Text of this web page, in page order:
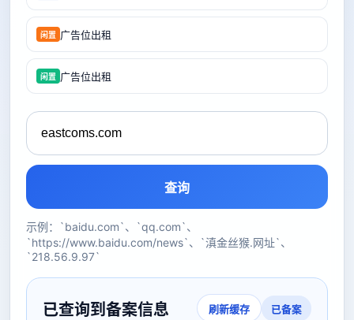
闲置 广告位出租
闲置 广告位出租
查询
示例：`baidu.com`、`qq.com`、
`https://www.baidu.com/news`、`滇金丝猴.网址`、
`218.56.9.97`
已查询到备案信息 刷新缓存 已备案